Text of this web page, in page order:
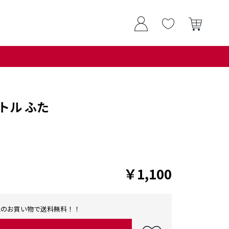
ル ふた
￥1,100
お買い物で送料無料！！